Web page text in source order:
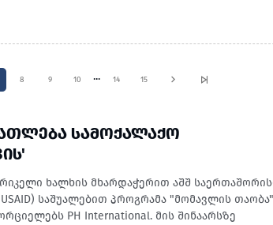
8 9 10 ... 14 15
ᲡᲐᲛᲝᲥᲐᲚᲐᲥᲝ
ხალხის მხარდაჭერით აშშ
საშუალებით პროგრამა "მომავლის თაობა"
PH International. მის შინაარსზე